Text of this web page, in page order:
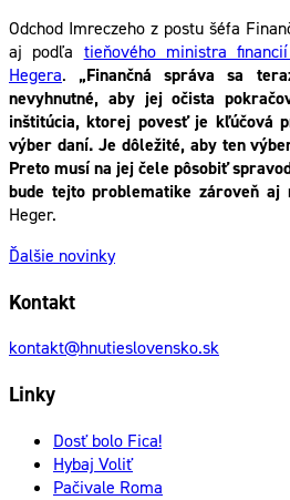
Odchod Imreczeho z postu šéfa
aj podľa tieňového ministra
Hegera. „Finančná správa sa
nevyhnutné, aby jej očista
inštitúcia, ktorej povesť je kľúčová
výber daní. Je dôležité, aby ten
Preto musí na jej čele pôsobiť
bude tejto problematike zároveň aj
Heger.
Ďalšie novinky
Kontakt
kontakt@hnutieslovensko.sk
Linky
Dosť bolo Fica!
Hybaj Voliť
Pačivale Roma